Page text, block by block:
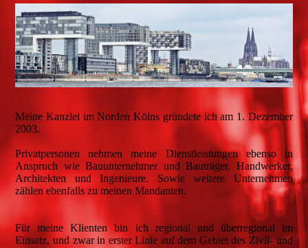
Meine Kanzlei im Norden Kölns gründete ich am 1. Dezember
2003.
Privatpersonen nehmen meine Dienstleistungen ebenso in
Anspruch wie Bauunternehmer und Bauträger, Handwerker,
Architekten und Ingenieure. Sowie weitere Unternehmen
zählen ebenfalls zu meinen Mandanten.
Für meine Klienten bin ich regional und überregional im
Einsatz, und zwar in erster Linie auf dem Gebiet des Zivil- und